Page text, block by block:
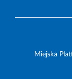
Miejska